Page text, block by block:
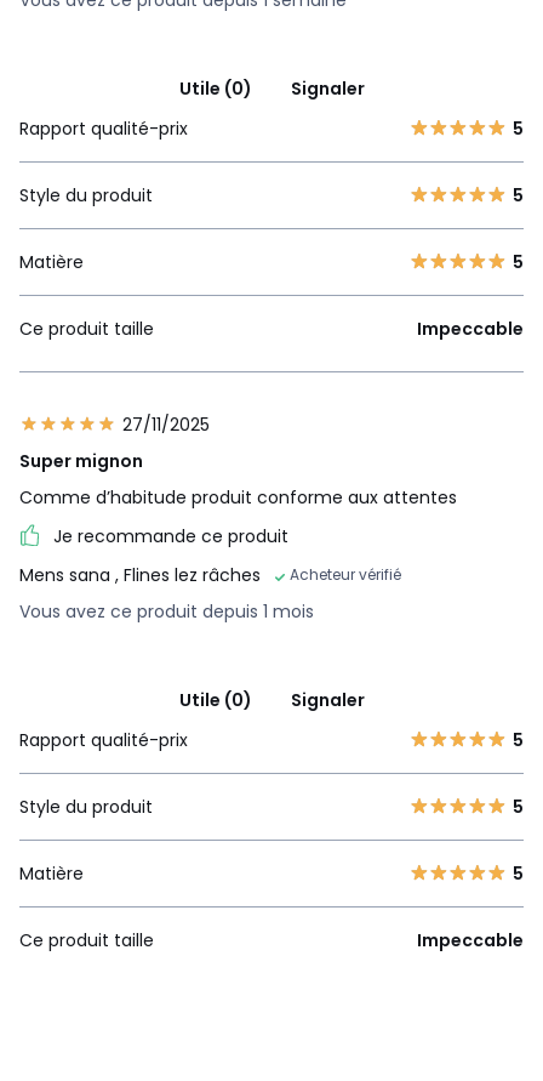
Utile (0)
Signaler
Rapport qualité-prix
5
Style du produit 5
Matière 5
Ce produit taille Impeccable
27/11/2025
Super mignon
Comme d’habitude produit conforme aux attentes
Je recommande ce produit
Mens sana , Flines lez râches Acheteur vérifié
Vous avez ce produit depuis 1 mois
Utile (0)
Signaler
Rapport qualité-prix
5
Style du produit 5
Matière 5
Ce produit taille Impeccable